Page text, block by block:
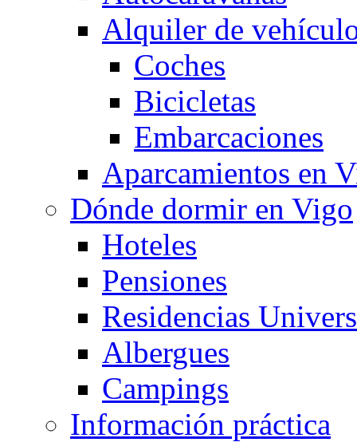
Alquiler de
Coches
Bicicletas
Embarcaciones
Aparcamientos en
Dónde dormir en Vigo
Hoteles
Pensiones
Residencias
Albergues
Campings
Información práctica